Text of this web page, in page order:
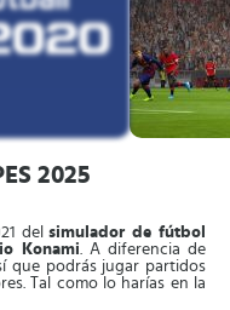
2025
delsimulador de fútbol
Konami. A diferencia de
que podrás jugar partidos
Tal como lo harías en la